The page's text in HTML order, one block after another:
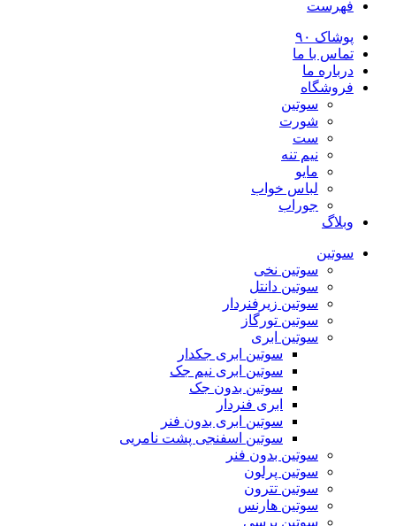
فهرست
پوشاک ۹۰
تماس با ما
درباره ما
فروشگاه
سوتین
شورت
ست
نیم تنه
مایو
لباس خواب
جوراب
وبلاگ
سوتین
سوتین نخی
سوتین دانتل
سوتین زیرفنردار
سوتین تورگاز
سوتین ابری
سوتین ابری جکدار
سوتین ابری نیم جک
سوتین بدون جک
ابری فنردار
سوتین ابری بدون فنر
سوتین اسفنجی پشت نامریی
سوتین بدون فنر
سوتین پرلون
سوتین تترون
سوتین هارنس
سوتین پرسی